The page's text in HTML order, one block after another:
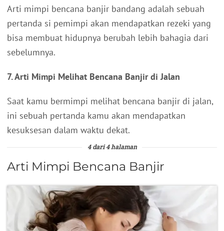
Arti mimpi bencana banjir bandang adalah sebuah
pertanda si pemimpi akan mendapatkan rezeki yang
bisa membuat hidupnya berubah lebih bahagia dari
sebelumnya.
7. Arti Mimpi Melihat Bencana Banjir di Jalan
Saat kamu bermimpi melihat bencana banjir di jalan,
ini sebuah pertanda kamu akan mendapatkan
kesuksesan dalam waktu dekat.
4 dari 4 halaman
Arti Mimpi Bencana Banjir